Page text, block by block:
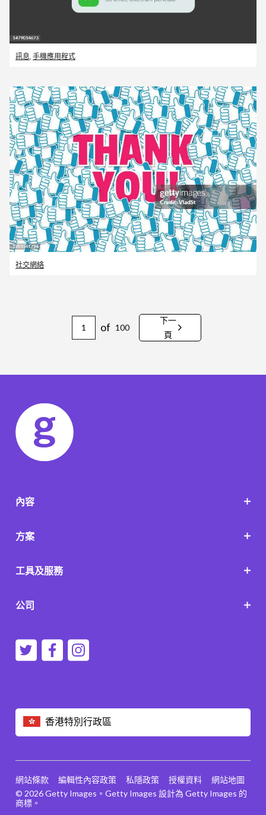
訊息, 手機應用程式
社交網絡
of 100
下一
頁
香港特別行政區
內容
方案
工具及服務
公司
© 2026 Getty Images。Getty Images 設計為 Getty Images 的
商標。
網站條款 編輯性內容政策 私隱政策 授權資料 網站地圖